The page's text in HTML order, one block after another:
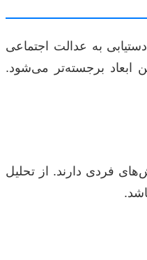
به عدالت اجتماعی
ابعاد برجسته‌تر می‌شود.
فردی دارند. از تحلیل